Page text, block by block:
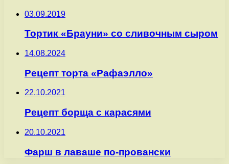
03.09.2019
Тортик «Брауни» со сливочным сыром
14.08.2024
Рецепт торта «Рафаэлло»
22.10.2021
Рецепт борща с карасями
20.10.2021
Фарш в лаваше по-провански